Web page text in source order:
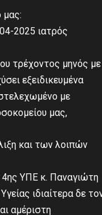
μας:
2025 ιατρός
τρέχοντος μηνός με
εξειδικευμένα
με
μας,
και των λοιπών
4ης ΥΠΕ κ. Παναγιώτη
ιδιαίτερα δε
αμέριστη